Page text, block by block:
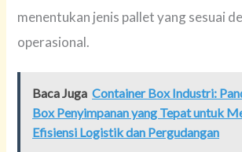
menentukan jenis pallet yang sesuai
operasional.
Baca Juga Container Box Industri:
Box Penyimpanan yang Tepat untuk
Efisiensi Logistik dan Pergudangan